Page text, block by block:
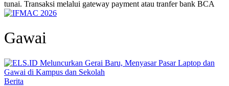
tunai. Transaksi melalui gateway payment atau tranfer bank BCA
Gawai
Berita